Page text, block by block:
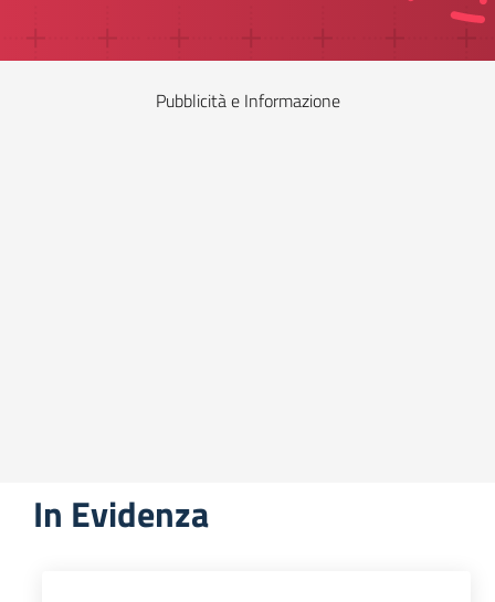
Pubblicità e Informazione
In Evidenza